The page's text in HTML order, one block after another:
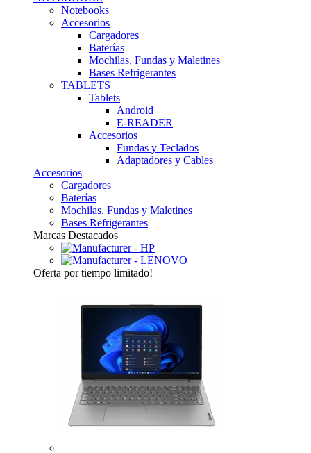
Notebooks
Accesorios
Cargadores
Baterías
Mochilas, Fundas y Maletines
Bases Refrigerantes
TABLETS
Tablets
Android
E-READER
Accesorios
Fundas y Teclados
Adaptadores y Cables
Accesorios
Cargadores
Baterías
Mochilas, Fundas y Maletines
Bases Refrigerantes
Marcas Destacados
Oferta por tiempo limitado!